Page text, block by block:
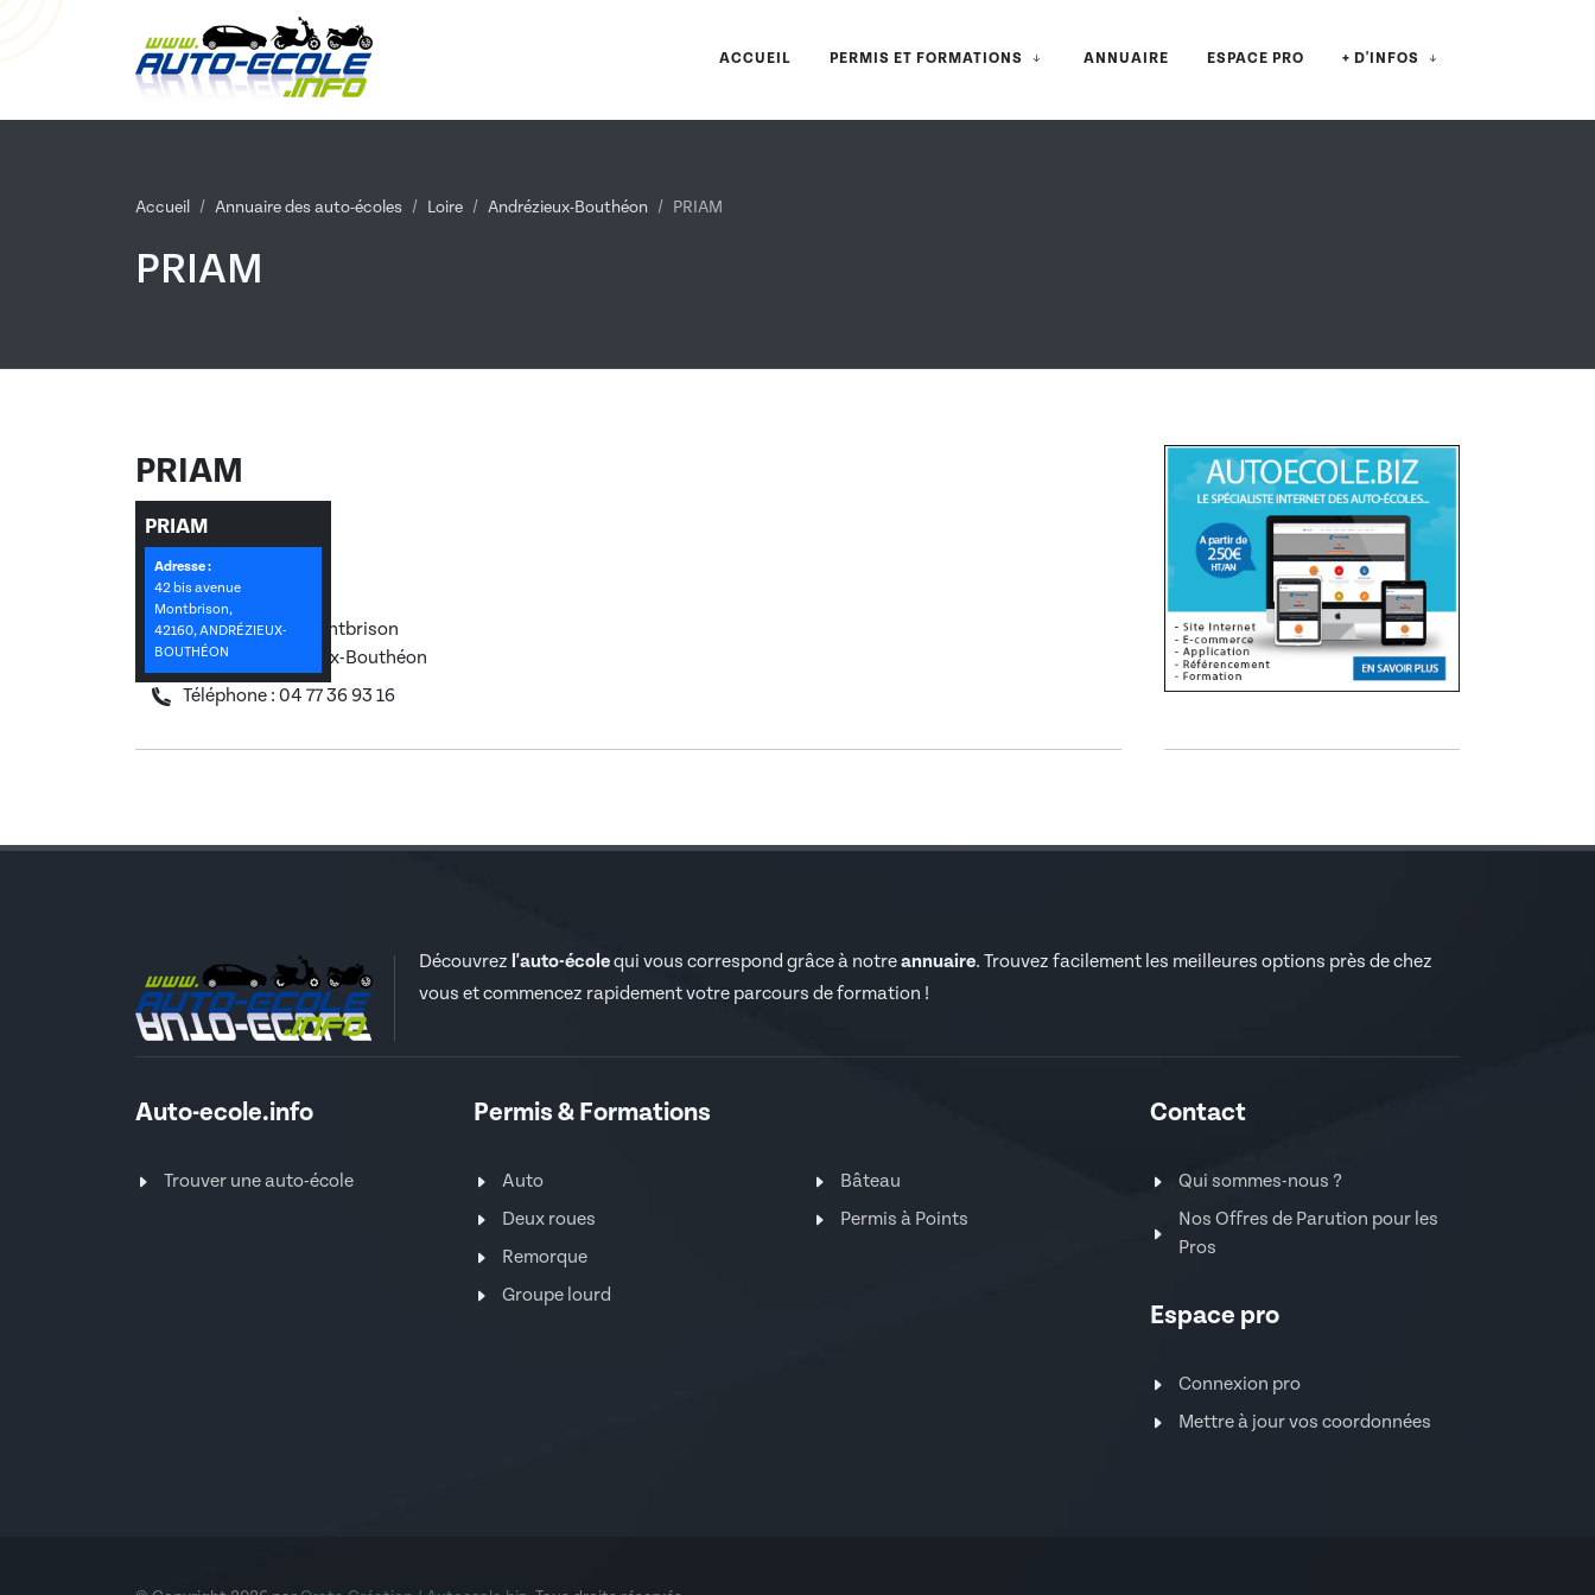
ACCUEIL PERMIS ET FORMATIONS ANNUAIRE ESPACE PRO + D'INFOS
Accueil Annuaire des auto-écoles Loire Andrézieux-Bouthéon PRIAM
PRIAM
PRIAM
Coordonnées
42 bis avenue Montbrison
42160, Andrézieux-Bouthéon
Téléphone : 04 77 36 93 16
PRIAM
Adresse :
42 bis avenue
Montbrison,
42160, ANDRÉZIEUX-
BOUTHÉON
Découvrez l'auto-écolequi vous correspond grâce à notreannuaire. Trouvez facilement les meilleures options près de chez
vous et commencez rapidement votre parcours de formation !
Auto-ecole.info
Trouver une auto-école
Permis & Formations
Auto
Deux roues
Remorque
Groupe lourd
Bâteau
Permis à Points
Contact
Qui sommes-nous ?
Nos Offres de Parution pour les
Pros
Espace pro
Connexion pro
Mettre à jour vos coordonnées